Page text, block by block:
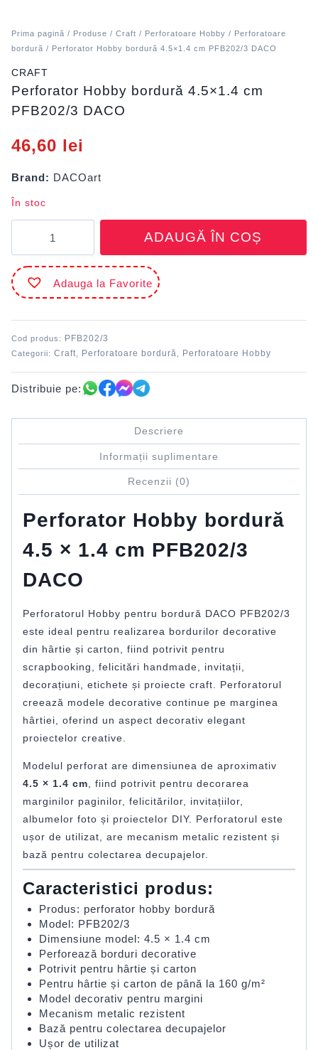
Prima pagină / Produse / Craft / Perforatoare Hobby / Perforatoare
bordură / Perforator Hobby bordură 4.5×1.4 cm PFB202/3 DACO
CRAFT
Perforator Hobby bordură 4.5×1.4 cm
PFB202/3 DACO
46,60 lei
Brand: DACOart
În stoc
Perforator
Hobby
bordură
4.5x1.4
cm
ADAUGĂ ÎN COȘ
Adauga la Favorite
Cod produs: PFB202/3
Categorii: Craft, Perforatoare bordură, Perforatoare Hobby
Distribuie pe:
Descriere
Informații suplimentare
Recenzii (0)
Perforator Hobby bordură
4.5 × 1.4 cm PFB202/3
DACO
Perforatorul Hobby pentru bordură DACO PFB202/3
este ideal pentru realizarea bordurilor decorative
din hârtie și carton, fiind potrivit pentru
scrapbooking, felicitări handmade, invitații,
decorațiuni, etichete și proiecte craft. Perforatorul
creează modele decorative continue pe marginea
hârtiei, oferind un aspect decorativ elegant
proiectelor creative.
Modelul perforat are dimensiunea de aproximativ
4.5 × 1.4 cm , fiind potrivit pentru decorarea
marginilor paginilor, felicitărilor, invitațiilor,
albumelor foto și proiectelor DIY. Perforatorul este
ușor de utilizat, are mecanism metalic rezistent și
bază pentru colectarea decupajelor.
Caracteristici produs:
Produs: perforator hobby bordură
Model: PFB202/3
Dimensiune model: 4.5 × 1.4 cm
Perforează borduri decorative
Potrivit pentru hârtie și carton
Pentru hârtie și carton de până la 160 g/m²
Model decorativ pentru margini
Mecanism metalic rezistent
Bază pentru colectarea decupajelor
Ușor de utilizat